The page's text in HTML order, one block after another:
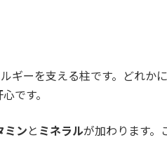
ギーを支える柱です。どれ
です。
ミン と ミネラルが加わります。